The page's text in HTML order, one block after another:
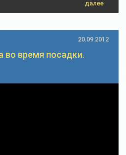
далее
20.09.2012
во время посадки.